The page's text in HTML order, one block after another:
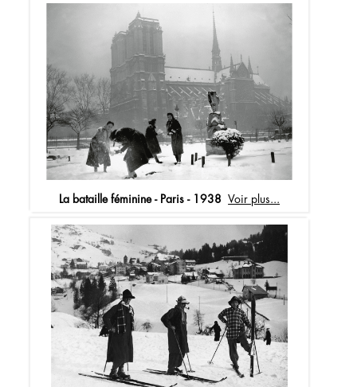
La bataille féminine - Paris - 1938 Voir plus...